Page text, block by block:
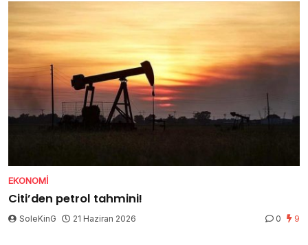
EKONOMI
Citi’den petrol tahmini!
SoleKinG 21 Haziran 2026 0 9